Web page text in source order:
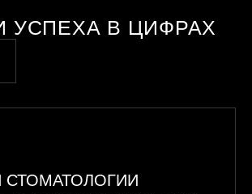
УСПЕХА В ЦИФРАХ
СТОМАТОЛОГИИ